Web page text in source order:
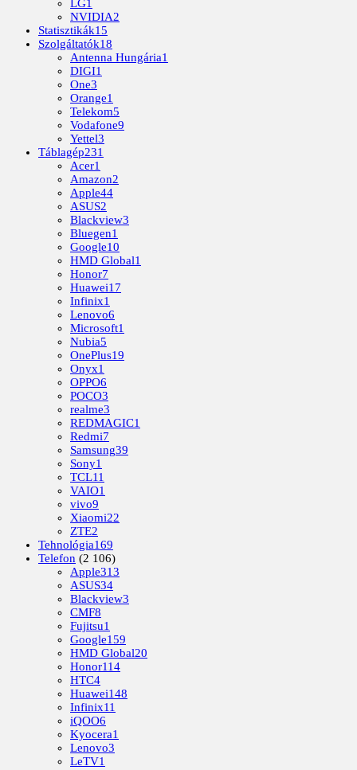
LG1
NVIDIA2
Statisztikák15
Szolgáltatók18
Antenna Hungária1
DIGI1
One3
Orange1
Telekom5
Vodafone9
Yettel3
Táblagép231
Acer1
Amazon2
Apple44
ASUS2
Blackview3
Bluegen1
Google10
HMD Global1
Honor7
Huawei17
Infinix1
Lenovo6
Microsoft1
Nubia5
OnePlus19
Onyx1
OPPO6
POCO3
realme3
REDMAGIC1
Redmi7
Samsung39
Sony1
TCL11
VAIO1
vivo9
Xiaomi22
ZTE2
Tehnológia169
Telefon (2 106)
Apple313
ASUS34
Blackview3
CMF8
Fujitsu1
Google159
HMD Global20
Honor114
HTC4
Huawei148
Infinix11
iQOO6
Kyocera1
Lenovo3
LeTV1